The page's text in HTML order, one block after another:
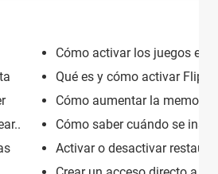
Cómo activar los juegos en
Qué es y cómo activar Flip
Cómo aumentar la memoria
Cómo saber cuándo se
Activar o desactivar